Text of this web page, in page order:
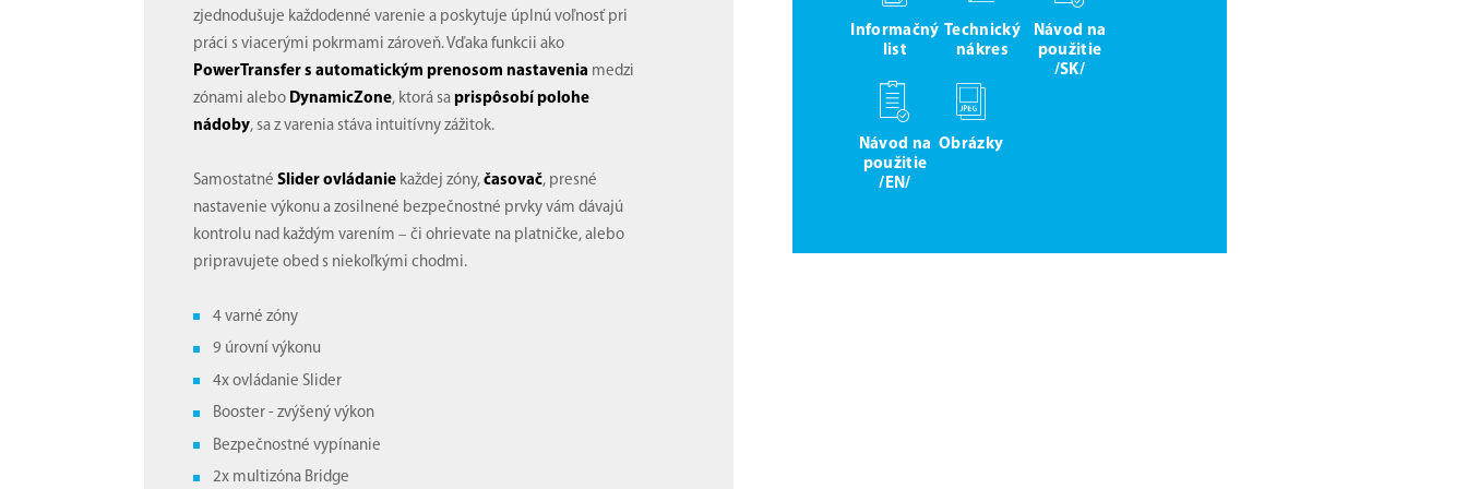
zjednodušuje každodenné varenie a poskytuje úplnú voľnosť pri
práci s viacerými pokrmami zároveň. Vďaka funkcii ako
PowerTransfer s automatickým prenosom nastavenia medzi
zónami alebo DynamicZone, ktorá saprispôsobí polohe
nádoby, sa z varenia stáva intuitívny zážitok.
SamostatnéSlider ovládanie každej zóny,časovač, presné
nastavenie výkonu a zosilnené bezpečnostné prvky vám dávajú
kontrolu nad každým varením – či ohrievate na platničke, alebo
pripravujete obed s niekoľkými chodmi.
4 varné zóny
9 úrovní výkonu
4x ovládanie Slider
Booster - zvýšený výkon
Bezpečnostné vypínanie
2x multizóna Bridge
Informačný
list
Technický
nákres
Návod na
použitie
/SK/
Návod na
použitie
/EN/
Obrázky